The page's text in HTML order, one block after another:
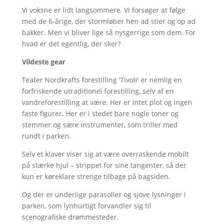
Vi voksne er lidt langsommere. Vi forsøger at følge
med de 6-årige, der stormløber hen ad stier og op ad
bakker. Men vi bliver lige så nysgerrige som dem. For
hvad er det egentlig, der sker?
Vildeste gear
Teater Nordkrafts forestilling 'Tivoli' er nemlig en
forfriskende utraditionel forestilling, selv af en
vandreforestilling at være. Her er intet plot og ingen
faste figurer. Her er i stedet bare nogle toner og
stemmer og sære instrumenter, som triller med
rundt i parken.
Selv et klaver viser sig at være overraskende mobilt
på stærke hjul – strippet for sine tangenter, så der
kun er køreklare strenge tilbage på bagsiden.
Og der er underlige parasoller og sjove lysninger i
parken, som lynhurtigt forvandler sig til
scenografiske drømmesteder.